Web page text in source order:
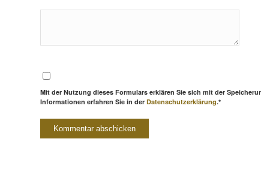
Mit der Nutzung dieses Formulars erklären Sie sich mit der
Informationen erfahren Sie in der Datenschutzerklärung.*